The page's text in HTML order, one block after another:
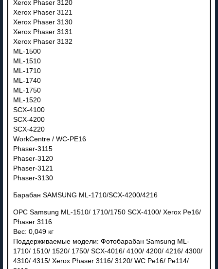
Xerox Phaser 3120
Xerox Phaser 3121
Xerox Phaser 3130
Xerox Phaser 3131
Xerox Phaser 3132
ML-1500
ML-1510
ML-1710
ML-1740
ML-1750
ML-1520
SCX-4100
SCX-4200
SCX-4220
WorkCentre / WC-PE16
Phaser-3115
Phaser-3120
Phaser-3121
Phaser-3130
Барабан SAMSUNG ML-1710/SCX-4200/4216
OPC Samsung ML-1510/ 1710/1750 SCX-4100/ Xerox Pe16/
Phaser 3116
Вес: 0,049 кг
Поддерживаемые модели: Фотобарабан Samsung ML-
1710/ 1510/ 1520/ 1750/ SCX-4016/ 4100/ 4200/ 4216/ 4300/
4310/ 4315/ Xerox Phaser 3116/ 3120/ WC Pe16/ Pe114/